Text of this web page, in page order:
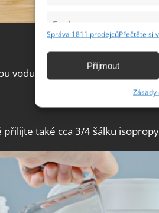
Funkce
Identifikace zařízení na
základě aktivně
Zajištění bezpečnosti,
Ukládání a sdělování
Správa 1811 prodejcůPřečtěte si
Příjmout
Zásady
vodu a do nádobky přilejte cca 3/
také cca 3/4 šálku